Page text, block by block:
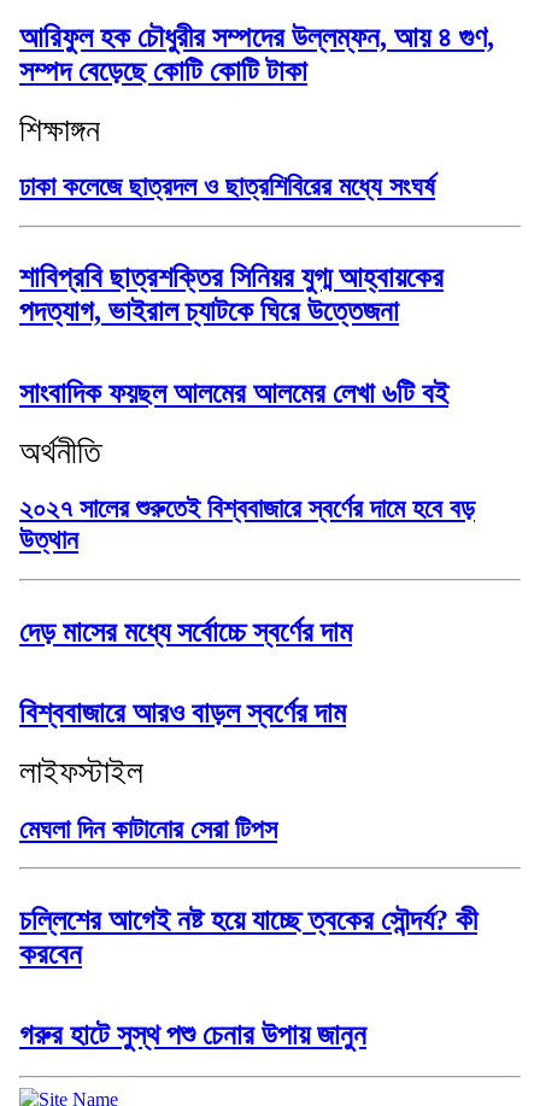
আরিফুল হক চৌধুরীর সম্পদের উল্লম্ফন, আয় ৪ গুণ,
সম্পদ বেড়েছে কোটি কোটি টাকা
শিক্ষাঙ্গন
ঢাকা কলেজে ছাত্রদল ও ছাত্রশিবিরের মধ্যে সংঘর্ষ
শাবিপ্রবি ছাত্রশক্তির সিনিয়র যুগ্ম আহ্বায়কের
পদত্যাগ, ভাইরাল চ্যাটকে ঘিরে উত্তেজনা
সাংবাদিক ফয়ছল আলমের আলমের লেখা ৬টি বই
অর্থনীতি
২০২৭ সালের শুরুতেই বিশ্ববাজারে স্বর্ণের দামে হবে বড়
উত্থান
দেড় মাসের মধ্যে সর্বোচ্চে স্বর্ণের দাম
বিশ্ববাজারে আরও বাড়ল স্বর্ণের দাম
লাইফস্টাইল
মেঘলা দিন কাটানোর সেরা টিপস
চল্লিশের আগেই নষ্ট হয়ে যাচ্ছে ত্বকের সৌন্দর্য? কী
করবেন
গরুর হাটে সুস্থ পশু চেনার উপায় জানুন